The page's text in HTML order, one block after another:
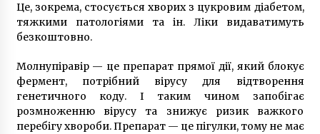
Це, зокрема, стосується хворих з цукровим діабетом,
тяжкими патологіями та ін. Ліки видаватимуть
безкоштовно.
Молнупіравір — це препарат прямої дії, який блокує
фермент, потрібний вірусу для відтворення
генетичного коду. І таким чином запобігає
розмноженню вірусу та знижує ризик важкого
перебігу хвороби. Препарат — це пігулки, тому не має